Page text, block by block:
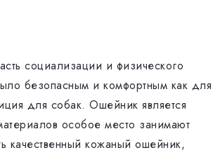
социализации и физического
безопасным и комфортным как для
для собак. Ошейник является
особое место занимают
качественный кожаный ошейник,